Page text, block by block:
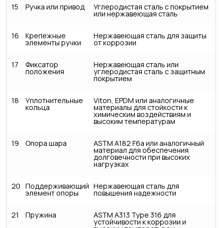
15 Ручка или привод Углеродистая сталь с покрытием
или нержавеющая сталь
16 Крепежные
элементы ручки
Нержавеющая сталь для защиты
от коррозии
17 Фиксатор
положения
Нержавеющая сталь или
углеродистая сталь с защитным
покрытием
18 Уплотнительные
кольца
Viton, EPDM или аналогичные
материалы для стойкости к
химическим воздействиям и
высоким температурам
19 Опора шара ASTM A182 F6a или аналогичный
материал для обеспечения
долговечности при высоких
нагрузках
20 Поддерживающий
элемент опоры
Нержавеющая сталь для
повышения надежности
21 Пружина ASTM A313 Type 316 для
устойчивости к коррозии и